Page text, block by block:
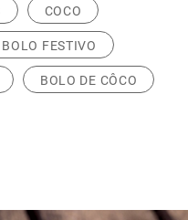
COCO
BOLO FESTIVO
BOLO DE CÔCO